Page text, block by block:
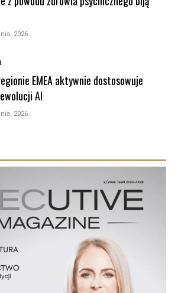
2026
EMEA aktywnie dostosowuje
AI
2026